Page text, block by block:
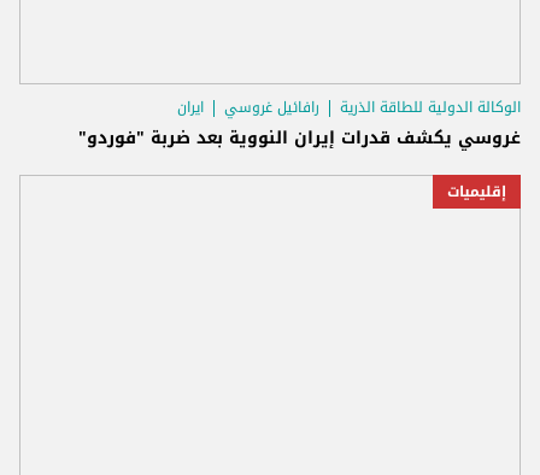
الوكالة الدولية للطاقة الذرية رافائيل غروسي ايران
غروسي يكشف قدرات إيران النووية بعد ضربة "فوردو"
إقليميات